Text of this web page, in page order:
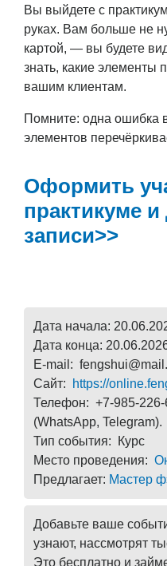
Вы выйдете с
руках. Вам больше не
картой, — вы будете
знать, какие элементы
вашим клиентам.
Помните: одна ошибка
элементов
Оформить
практикуме и
записи>>
Дата начала:
Дата конца:
E-mail:
Сайт:
https://
Телефон: +7-985-
(WhatsApp, Telegram).
Тип события: Курс
Место проведения:
Предлагает: Мастер
Добавьте ваше
узнают, нассмотрят
Это бесплатно и